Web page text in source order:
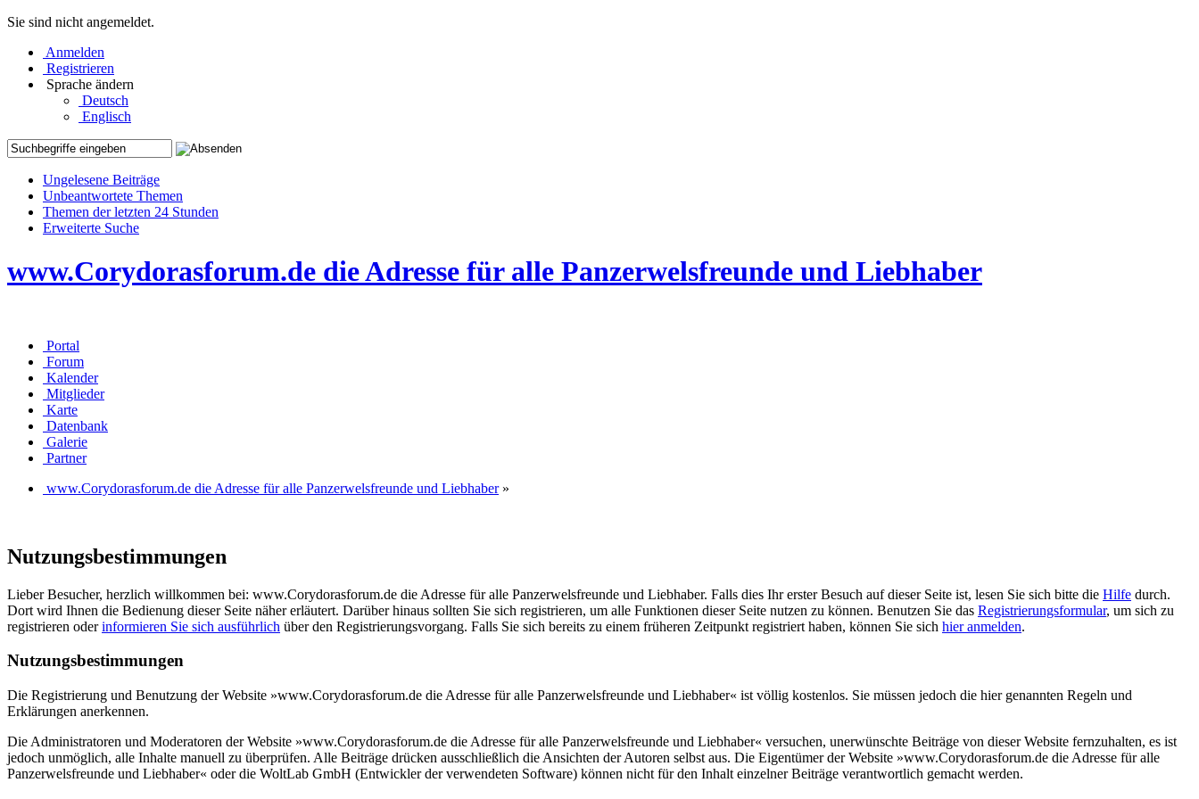
Sie sind nicht angemeldet.
Anmelden
Registrieren
Sprache ändern
Deutsch
Englisch
Ungelesene Beiträge
Unbeantwortete Themen
Themen der letzten 24 Stunden
Erweiterte Suche
www.Corydorasforum.de die Adresse für alle Panzerwelsfreunde und Liebhaber
Portal
Forum
Kalender
Mitglieder
Karte
Datenbank
Galerie
Partner
www.Corydorasforum.de die Adresse für alle Panzerwelsfreunde und Liebhaber»
Nutzungsbestimmungen
Lieber Besucher, herzlich willkommen bei: www.Corydorasforum.de die Adresse für alle Panzerwelsfreunde und Liebhaber. Falls dies Ihr erster Besuch auf dieser Seite ist, lesen Sie sich bitte die Hilfe durch.
Dort wird Ihnen die Bedienung dieser Seite näher erläutert. Darüber hinaus sollten Sie sich registrieren, um alle Funktionen dieser Seite nutzen zu können. Benutzen Sie das Registrierungsformular, um sich zu
registrieren oderinformieren Sie sich ausführlich über den Registrierungsvorgang. Falls Sie sich bereits zu einem früheren Zeitpunkt registriert haben, können Sie sich hier anmelden.
Nutzungsbestimmungen
Die Registrierung und Benutzung der Website »www.Corydorasforum.de die Adresse für alle Panzerwelsfreunde und Liebhaber« ist völlig kostenlos. Sie müssen jedoch die hier genannten Regeln und
Erklärungen anerkennen.
Die Administratoren und Moderatoren der Website »www.Corydorasforum.de die Adresse für alle Panzerwelsfreunde und Liebhaber« versuchen, unerwünschte Beiträge von dieser Website fernzuhalten, es ist
jedoch unmöglich, alle Inhalte manuell zu überprüfen. Alle Beiträge drücken ausschließlich die Ansichten der Autoren selbst aus. Die Eigentümer der Website »www.Corydorasforum.de die Adresse für alle
Panzerwelsfreunde und Liebhaber« oder die WoltLab GmbH (Entwickler der verwendeten Software) können nicht für den Inhalt einzelner Beiträge verantwortlich gemacht werden.